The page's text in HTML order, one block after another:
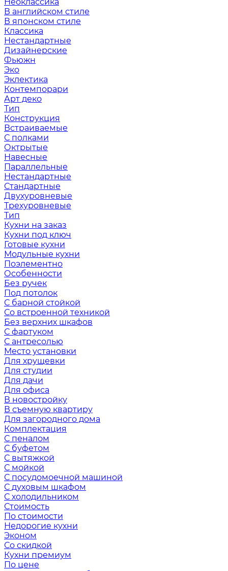
В английском стиле
В японском стиле
Классика
Нестандартные
Дизайнерские
Фьюжн
Эко
Эклектика
Контемпорари
Арт деко
Тип
Конструкция
Встраиваемые
С полками
Октрытые
Навесные
Параллельные
Нестандартные
Стандартные
Двухуровневые
Трехуровневые
Тип
Кухни на заказ
Кухни под ключ
Готовые кухни
Модульные кухни
Поэлементно
Особенности
Без ручек
Под потолок
С барной стойкой
Со встроенной техникой
Без верхних шкафов
С фартуком
С антресолью
Место установки
Для хрущевки
Для студии
Для дачи
Для офиса
В новостройку
В съемную квартиру
Для загородного дома
Комплектация
С пеналом
С буфетом
С вытяжкой
С мойкой
С посудомоечной машиной
С духовым шкафом
С холодильником
Стоимость
По стоимости
Недорогие кухни
Эконом
Со скидкой
Кухни премиум
По цене